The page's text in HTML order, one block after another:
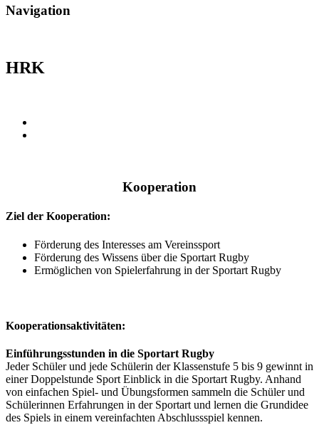
Navigation
HRK
Kooperation
Ziel der Kooperation:
Förderung des Interesses am Vereinssport
Förderung des Wissens über die Sportart Rugby
Ermöglichen von Spielerfahrung in der Sportart Rugby
Kooperationsaktivitäten:
Einführungsstunden in die Sportart Rugby
Jeder Schüler und jede Schülerin der Klassenstufe 5 bis 9 gewinnt in
einer Doppelstunde Sport Einblick in die Sportart Rugby. Anhand
von einfachen Spiel- und Übungsformen sammeln die Schüler und
Schülerinnen Erfahrungen in der Sportart und lernen die Grundidee
des Spiels in einem vereinfachten Abschlussspiel kennen.